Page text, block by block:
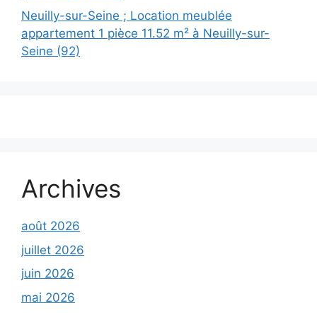
Neuilly-sur-Seine ; Location meublée
appartement 1 pièce 11.52 m² à Neuilly-sur-
Seine (92)
Archives
août 2026
juillet 2026
juin 2026
mai 2026